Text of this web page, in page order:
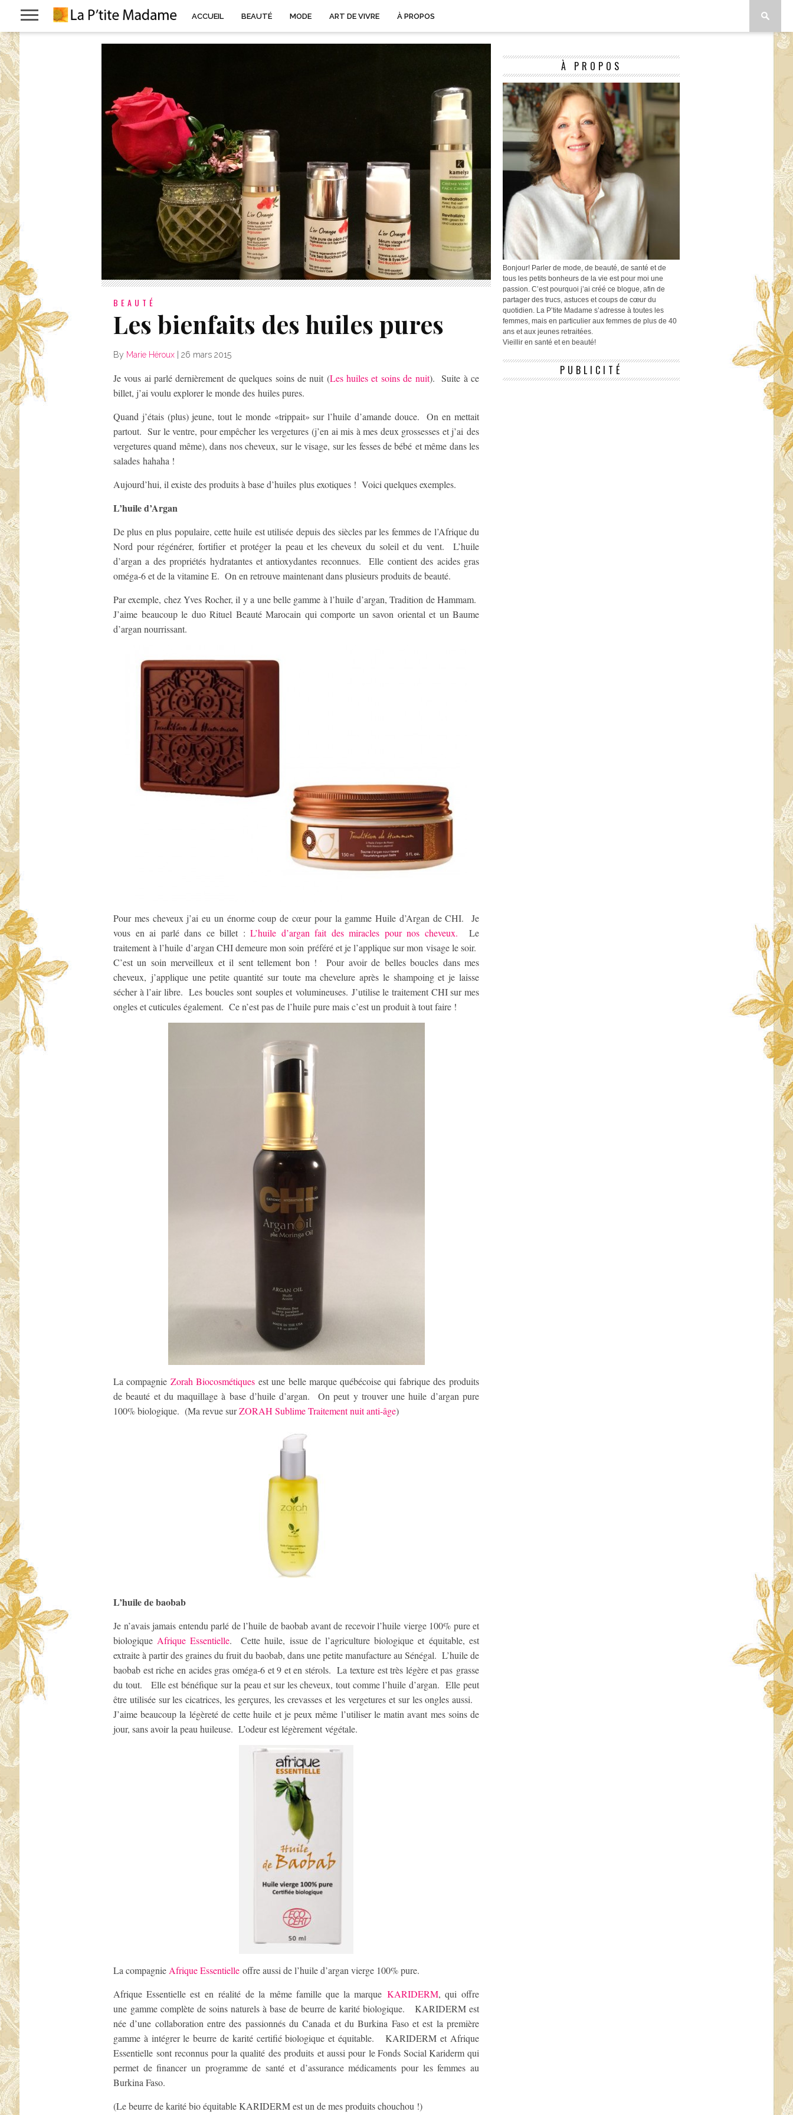
ACCUEIL BEAUTÉ MODE ART DE VIVRE À PROPOS
BEAUTÉ
Les bienfaits des huiles pures
By Marie Héroux 26 mars 2015
Je vous ai parlé dernièrement de quelques soins de nuit (Les huiles et soins de nuit). Suite à ce
billet, j’ai voulu explorer le monde des huiles pures.
Quand j’étais (plus) jeune, tout le monde «trippait» sur l’huile d’amande douce. On en mettait
partout. Sur le ventre, pour empêcher les vergetures (j’en ai mis à mes deux grossesses et j’ai des
vergetures quand même), dans nos cheveux, sur le visage, sur les fesses de bébé et même dans les
salades hahaha !
Aujourd’hui, il existe des produits à base d’huiles plus exotiques ! Voici quelques exemples.
L’huile d’Argan
De plus en plus populaire, cette huile est utilisée depuis des siècles par les femmes de l’Afrique du
Nord pour régénérer, fortifier et protéger la peau et les cheveux du soleil et du vent. L’huile
d’argan a des propriétés hydratantes et antioxydantes reconnues. Elle contient des acides gras
oméga-6 et de la vitamine E. On en retrouve maintenant dans plusieurs produits de beauté.
Par exemple, chez Yves Rocher, il y a une belle gamme à l’huile d’argan, Tradition de Hammam.
J’aime beaucoup le duo Rituel Beauté Marocain qui comporte un savon oriental et un Baume
d’argan nourrissant.
Pour mes cheveux j’ai eu un énorme coup de cœur pour la gamme Huile d’Argan de CHI. Je
vous en ai parlé dans ce billet :L’huile d’argan fait des miracles pour nos cheveux. Le
traitement à l’huile d’argan CHI demeure mon soin préféré et je l’applique sur mon visage le soir.
C’est un soin merveilleux et il sent tellement bon ! Pour avoir de belles boucles dans mes
cheveux, j’applique une petite quantité sur toute ma chevelure après le shampoing et je laisse
sécher à l’air libre. Les boucles sont souples et volumineuses. J’utilise le traitement CHI sur mes
ongles et cuticules également. Ce n’est pas de l’huile pure mais c’est un produit à tout faire !
La compagnie Zorah Biocosmétiques est une belle marque québécoise qui fabrique des produits
de beauté et du maquillage à base d’huile d’argan. On peut y trouver une huile d’argan pure
100% biologique. (Ma revue surZORAH Sublime Traitement nuit anti-âge)
L’huile de baobab
Je n’avais jamais entendu parlé de l’huile de baobab avant de recevoir l’huile vierge 100% pure et
biologique Afrique Essentielle. Cette huile, issue de l’agriculture biologique et équitable, est
extraite à partir des graines du fruit du baobab, dans une petite manufacture au Sénégal. L’huile de
baobab est riche en acides gras oméga-6 et 9 et en stérols. La texture est très légère et pas grasse
du tout. Elle est bénéfique sur la peau et sur les cheveux, tout comme l’huile d’argan. Elle peut
être utilisée sur les cicatrices, les gerçures, les crevasses et les vergetures et sur les ongles aussi.
J’aime beaucoup la légèreté de cette huile et je peux même l’utiliser le matin avant mes soins de
jour, sans avoir la peau huileuse. L’odeur est légèrement végétale.
La compagnie Afrique Essentielle offre aussi de l’huile d’argan vierge 100% pure.
Afrique Essentielle est en réalité de la même famille que la marque KARIDERM, qui offre
une gamme complète de soins naturels à base de beurre de karité biologique. KARIDERM est
née d’une collaboration entre des passionnés du Canada et du Burkina Faso et est la première
gamme à intégrer le beurre de karité certifié biologique et équitable. KARIDERM et Afrique
Essentielle sont reconnus pour la qualité des produits et aussi pour le Fonds Social Kariderm qui
permet de financer un programme de santé et d’assurance médicaments pour les femmes au
Burkina Faso.
(Le beurre de karité bio équitable KARIDERM est un de mes produits chouchou !)
À PROPOS
Bonjour! Parler de mode, de beauté, de santé et de
tous les petits bonheurs de la vie est pour moi une
passion. C’est pourquoi j’ai créé ce blogue, afin de
partager des trucs, astuces et coups de cœur du
quotidien. La P’tite Madame s’adresse à toutes les
femmes, mais en particulier aux femmes de plus de 40
ans et aux jeunes retraitées.
Vieillir en santé et en beauté!
PUBLICITÉ